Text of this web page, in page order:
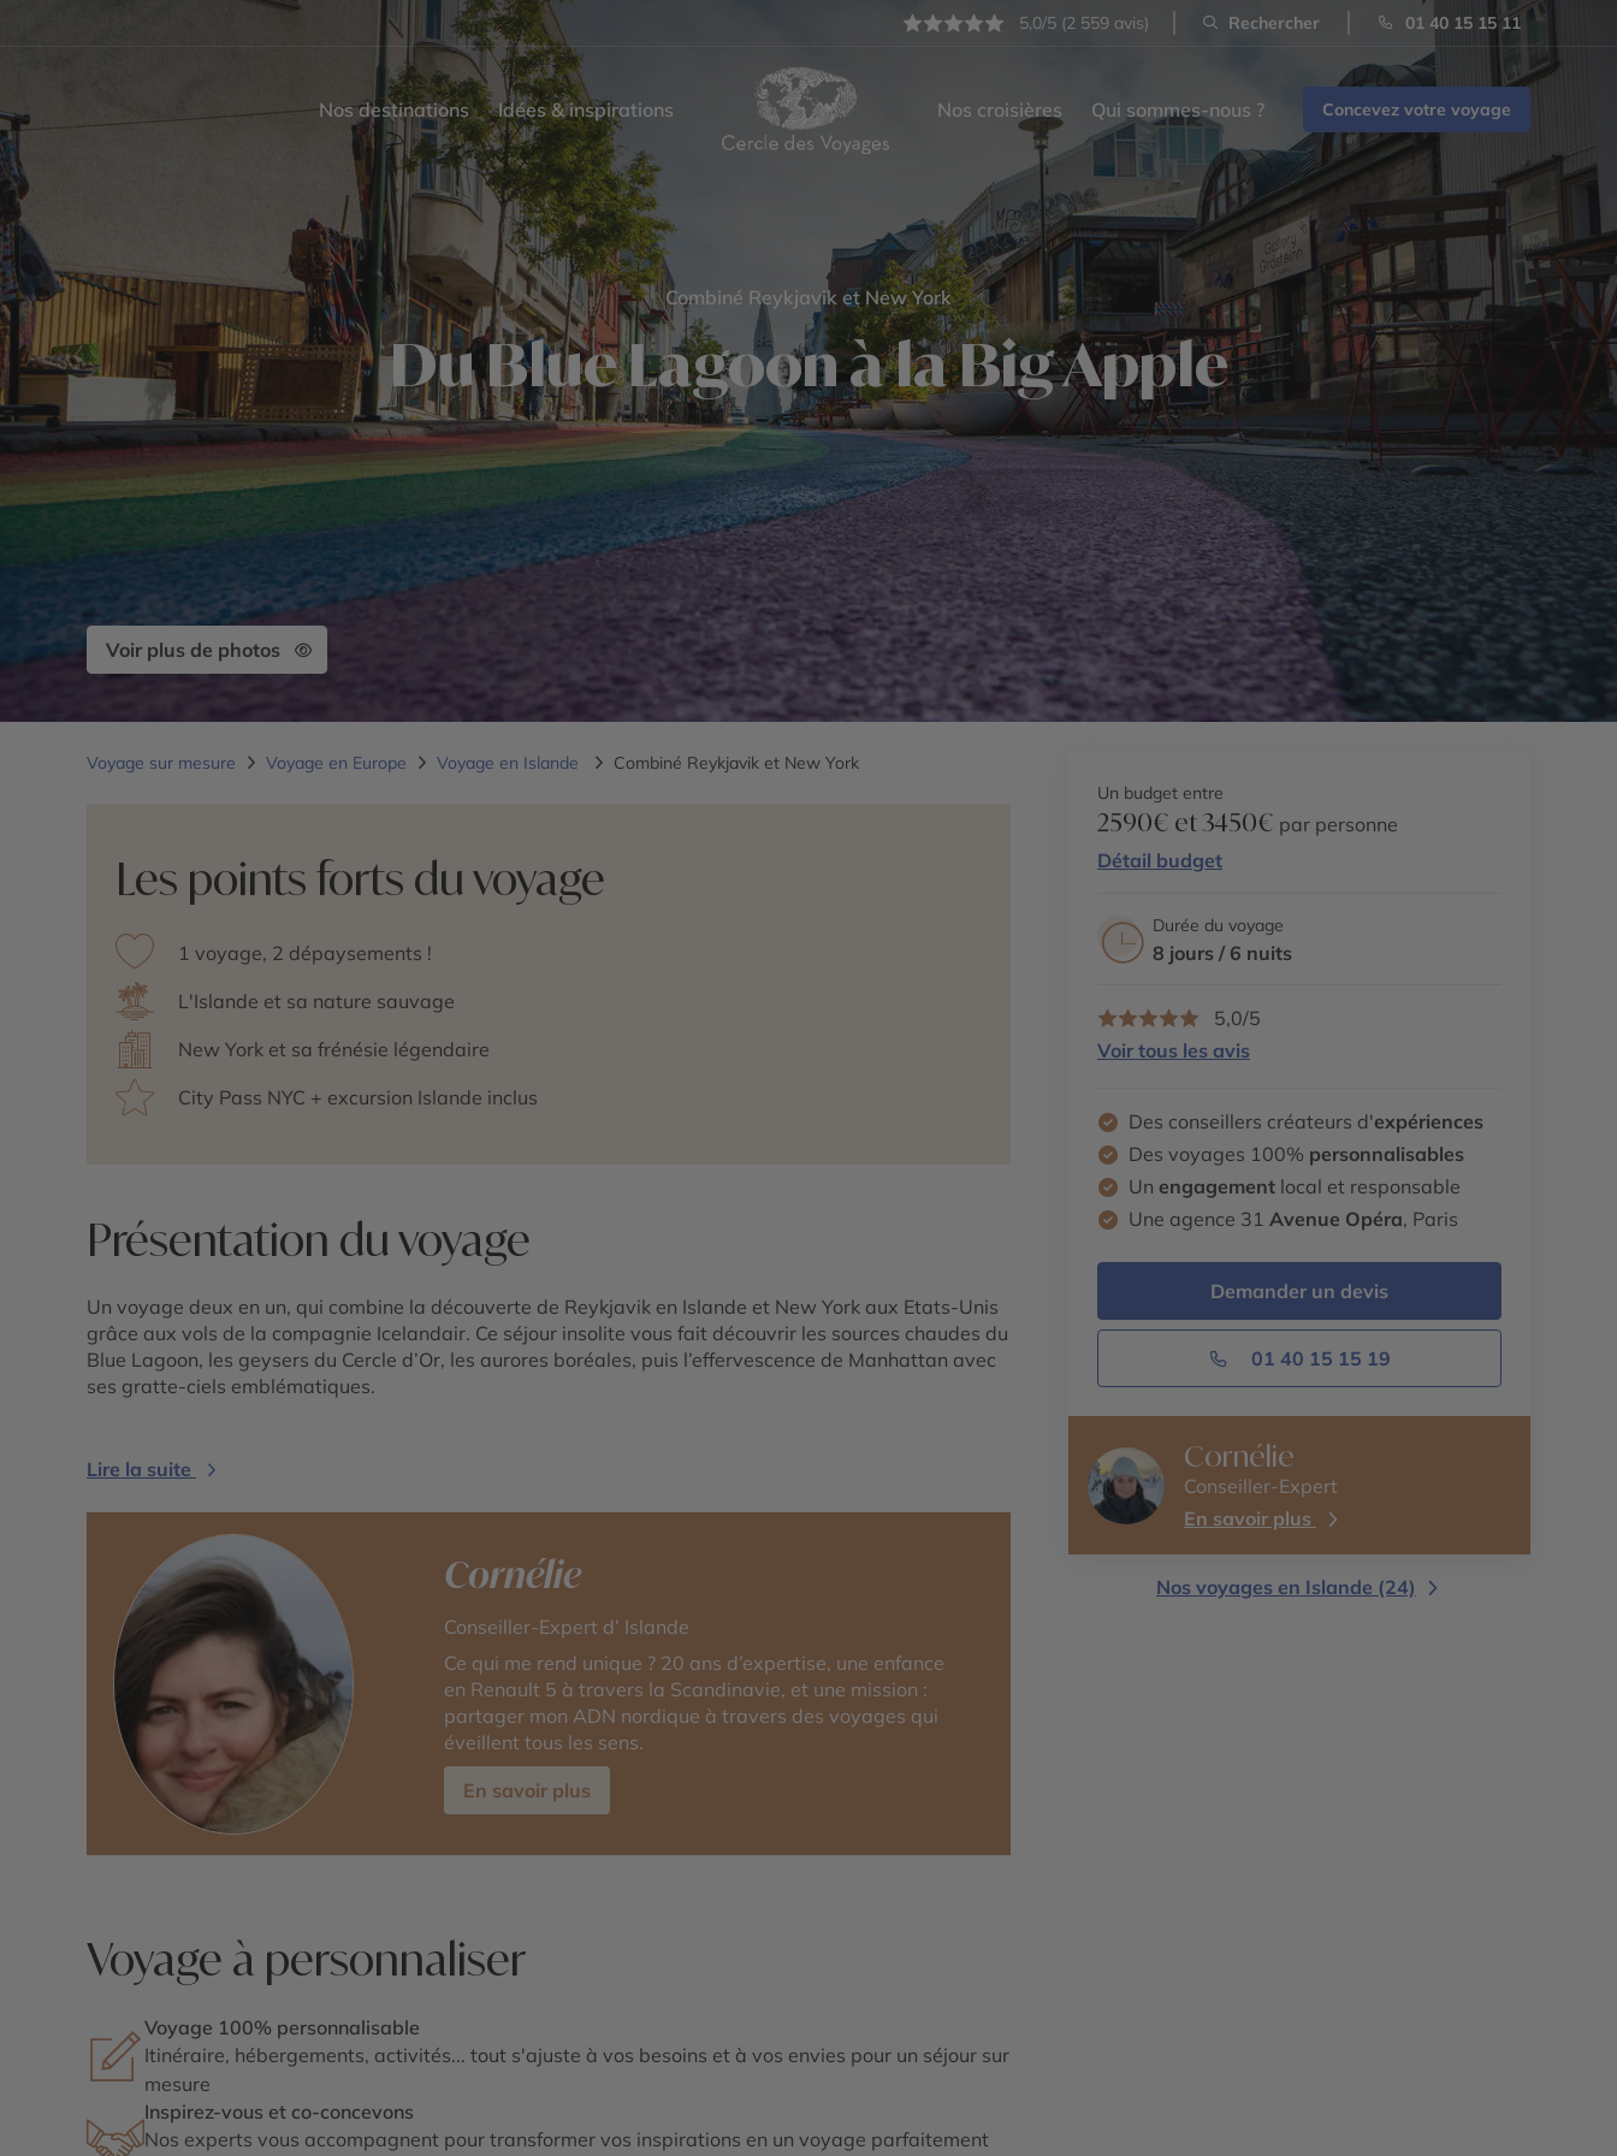
5,0/5 (2 559 avis) Rechercher 01 40 15 15 11
Nos destinations Idées & inspirations Nos croisières Qui sommes-nous ? Concevez votre voyage
Combiné Reykjavik et New York
Du Blue Lagoon à la Big Apple
Voir plus de photos
Voyage sur mesure Voyage en Europe Voyage en Islande Combiné Reykjavik et New York
Les points forts du voyage
1 voyage, 2 dépaysements !
L'Islande et sa nature sauvage
New York et sa frénésie légendaire
City Pass NYC + excursion Islande inclus
Présentation du voyage
Un voyage deux en un, qui combine la découverte de Reykjavik en Islande et New York aux Etats-Unis
grâce aux vols de la compagnie Icelandair. Ce séjour insolite vous fait découvrir les sources chaudes du
Blue Lagoon, les geysers du Cercle d’Or, les aurores boréales, puis l’effervescence de Manhattan avec
ses gratte-ciels emblématiques.
Lire la suite
Cornélie
Conseiller-Expert d’ Islande
Ce qui me rend unique ? 20 ans d’expertise, une enfance
en Renault 5 à travers la Scandinavie, et une mission :
partager mon ADN nordique à travers des voyages qui
éveillent tous les sens.
En savoir plus
Voyage à personnaliser
Voyage 100% personnalisable
Itinéraire, hébergements, activités... tout s'ajuste à vos besoins et à vos envies pour un séjour sur
mesure
Inspirez-vous et co-concevons
Nos experts vous accompagnent pour transformer vos inspirations en un voyage parfaitement
Un budget entre
2590€ et 3450€ par personne
Détail budget
Durée du voyage
8 jours / 6 nuits
5,0/5
Voir tous les avis
Des conseillers créateurs d'expériences
Des voyages 100% personnalisables
Un engagement local et responsable
Une agence 31 Avenue Opéra, Paris
Demander un devis
01 40 15 15 19
Cornélie
Conseiller-Expert
En savoir plus
Nos voyages en Islande (24)